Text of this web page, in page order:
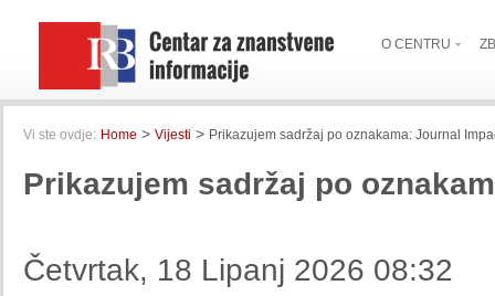
O CENTRU
Vi ste ovdje: Home > Vijesti > Prikazujem sadržaj po oznakama: Journal
Prikazujem sadržaj po
Četvrtak, 18 Lipanj 2026 08:32